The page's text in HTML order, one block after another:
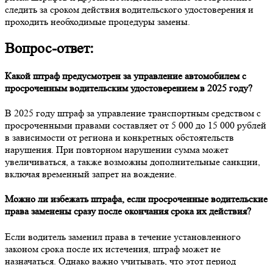
следить за сроком действия водительского удостоверения и
проходить необходимые процедуры замены.
Вопрос-ответ:
Какой штраф предусмотрен за управление автомобилем с
просроченным водительским удостоверением в 2025 году?
В 2025 году штраф за управление транспортным средством с
просроченными правами составляет от 5 000 до 15 000 рублей
в зависимости от региона и конкретных обстоятельств
нарушения. При повторном нарушении сумма может
увеличиваться, а также возможны дополнительные санкции,
включая временный запрет на вождение.
Можно ли избежать штрафа, если просроченные водительские
права заменены сразу после окончания срока их действия?
Если водитель заменил права в течение установленного
законом срока после их истечения, штраф может не
назначаться. Однако важно учитывать, что этот период